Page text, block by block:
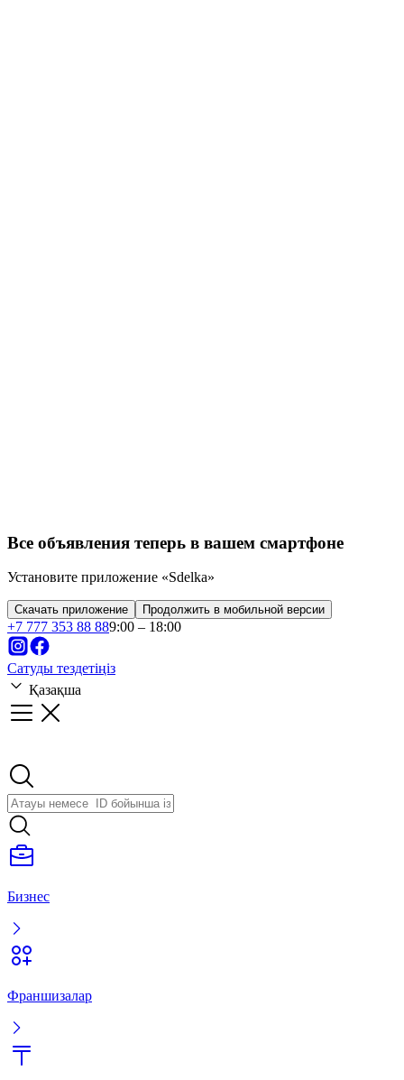
Все объявления теперь в вашем смартфоне
Установите приложение «Sdelka»
Скачать приложение Продолжить в мобильной версии
+7 777 353 88 889:00 – 18:00
Сатуды тездетіңіз
Қазақша
Бизнес
Франшизалар